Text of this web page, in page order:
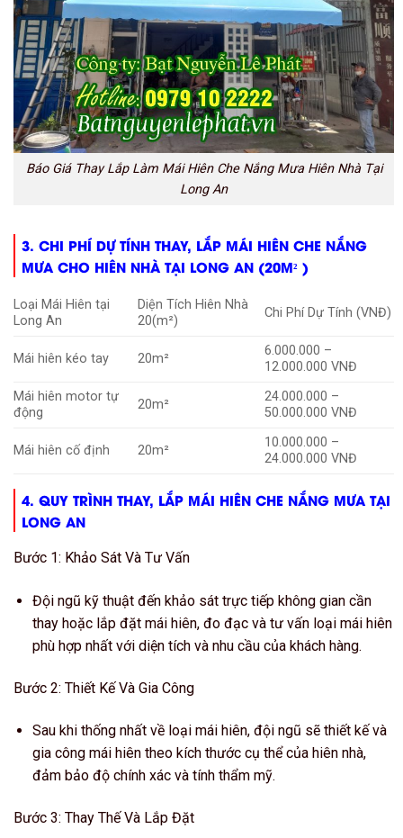
Báo Giá Thay Lắp Làm Mái Hiên Che Nắng Mưa Hiên Nhà Tại
Long An
3. CHI PHÍ DỰ TÍNH THAY, LẮP MÁI HIÊN CHE NẮNG
MƯA CHO HIÊN NHÀ TẠI LONG AN (20M² )
Loại Mái Hiên tại
Long An
Diện Tích Hiên Nhà
20(m²)
Chi Phí Dự Tính (VNĐ)
Mái hiên kéo tay 20m²
6.000.000 –
12.000.000 VNĐ
Mái hiên motor tự
động
20m²
24.000.000 –
50.000.000 VNĐ
Mái hiên cố định 20m²
10.000.000 –
24.000.000 VNĐ
4. QUY TRÌNH THAY, LẮP MÁI HIÊN CHE NẮNG MƯA TẠI
LONG AN
Bước 1: Khảo Sát Và Tư Vấn
Đội ngũ kỹ thuật đến khảo sát trực tiếp không gian cần
thay hoặc lắp đặt mái hiên, đo đạc và tư vấn loại mái hiên
phù hợp nhất với diện tích và nhu cầu của khách hàng.
Bước 2: Thiết Kế Và Gia Công
Sau khi thống nhất về loại mái hiên, đội ngũ sẽ thiết kế và
gia công mái hiên theo kích thước cụ thể của hiên nhà,
đảm bảo độ chính xác và tính thẩm mỹ.
Bước 3: Thay Thế Và Lắp Đặt